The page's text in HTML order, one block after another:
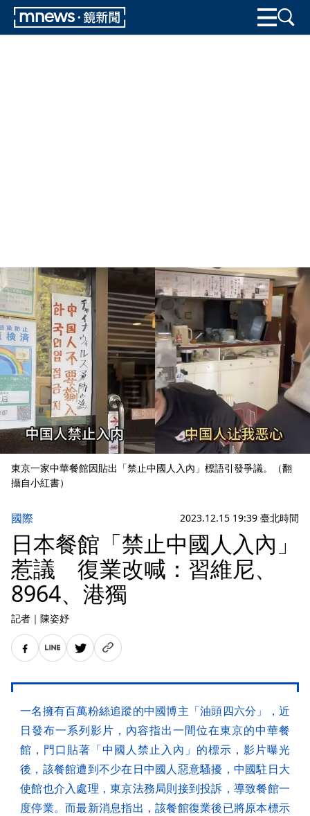
東京一家中華餐館因貼出「禁止中國人入內」標語引發爭議。（翻
攝自小紅書）
國際 2023.12.15 19:39 臺北時間
日本餐館「禁止中國人入內」
惹議 復業改喊：習維尼、
8964、港獨
記者 ｜ 陳姿妤
一名擁有百萬粉絲追蹤的中國博主「油頭四六分」，近
日發布一系列影片，內容指出一間位在東京的中華餐
館，門口貼著「中國人禁止入內」的標示，影片曝光
後，該餐館遭到不少在日中國人惡意騷擾，中國駐日大
使館也介入處理，東京法務局則接到投訴，導致餐館一
度停業。而最新消息指出，該餐館復業後已將原本標示